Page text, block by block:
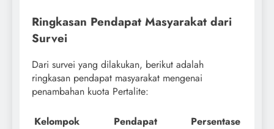
Ringkasan Pendapat Masyarakat dari
Survei
Dari survei yang dilakukan, berikut adalah
ringkasan pendapat masyarakat mengenai
penambahan kuota Pertalite:
Kelompok Pendapat
Persentase